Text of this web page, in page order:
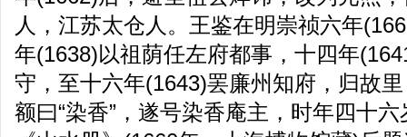
人，江苏太仓人。王鉴在明崇祯六年
年(1638)以祖荫任左府都事，十四年
守，至十六年(1643)罢廉州知府，归故
额曰“染香”，遂号染香庵主，时年四十